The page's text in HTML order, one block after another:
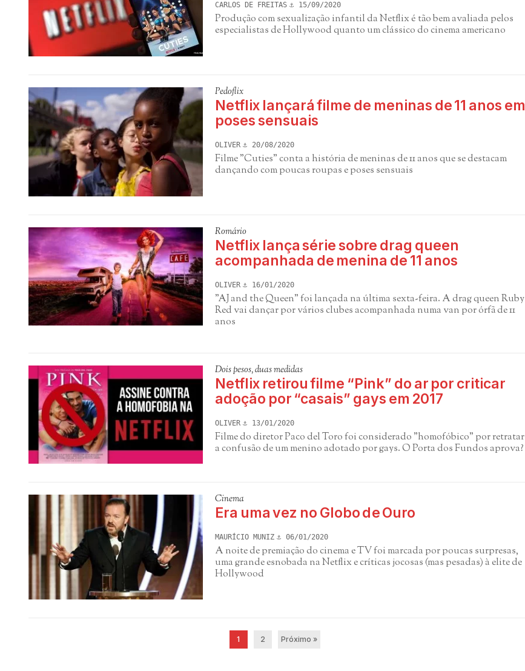
CARLOS DE FREITAS 15/09/2020
Produção com sexualização infantil da Netflix é tão bem avaliada pelos
especialistas de Hollywood quanto um clássico do cinema americano
Pedoflix
Netflix lançará filme de meninas de 11 anos em
poses sensuais
OLIVER 20/08/2020
Filme "Cuties" conta a história de meninas de 11 anos que se destacam
dançando com poucas roupas e poses sensuais
Romário
Netflix lança série sobre drag queen
acompanhada de menina de 11 anos
OLIVER 16/01/2020
"AJ and the Queen" foi lançada na última sexta-feira. A drag queen Ruby
Red vai dançar por vários clubes acompanhada numa van por órfã de 11
anos
Dois pesos, duas medidas
Netflix retirou filme “Pink” do ar por criticar
adoção por “casais” gays em 2017
OLIVER 13/01/2020
Filme do diretor Paco del Toro foi considerado "homofóbico" por retratar
a confusão de um menino adotado por gays. O Porta dos Fundos aprova?
Cinema
Era uma vez no Globo de Ouro
MAURÍCIO MUNIZ 06/01/2020
A noite de premiação do cinema e TV foi marcada por poucas surpresas,
uma grande esnobada na Netflix e críticas jocosas (mas pesadas) à elite de
Hollywood
1 2 Próximo »